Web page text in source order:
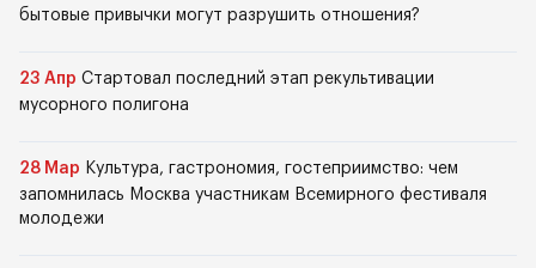
бытовые привычки могут разрушить отношения?
23 Апр Стартовал последний этап рекультивации
мусорного полигона
28 Мар Культура, гастрономия, гостеприимство: чем
запомнилась Москва участникам Всемирного фестиваля
молодежи